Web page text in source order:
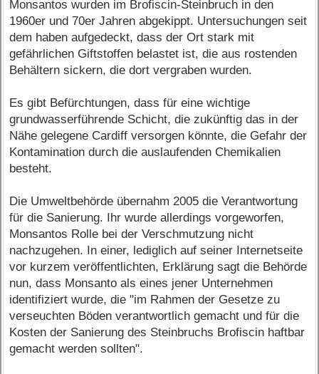
Monsantos wurden im Brofiscin-Steinbruch in den
1960er und 70er Jahren abgekippt. Untersuchungen seit
dem haben aufgedeckt, dass der Ort stark mit
gefährlichen Giftstoffen belastet ist, die aus rostenden
Behältern sickern, die dort vergraben wurden.
Es gibt Befürchtungen, dass für eine wichtige
grundwasserführende Schicht, die zukünftig das in der
Nähe gelegene Cardiff versorgen könnte, die Gefahr der
Kontamination durch die auslaufenden Chemikalien
besteht.
Die Umweltbehörde übernahm 2005 die Verantwortung
für die Sanierung. Ihr wurde allerdings vorgeworfen,
Monsantos Rolle bei der Verschmutzung nicht
nachzugehen. In einer, lediglich auf seiner Internetseite
vor kurzem veröffentlichten, Erklärung sagt die Behörde
nun, dass Monsanto als eines jener Unternehmen
identifiziert wurde, die "im Rahmen der Gesetze zu
verseuchten Böden verantwortlich gemacht und für die
Kosten der Sanierung des Steinbruchs Brofiscin haftbar
gemacht werden sollten".